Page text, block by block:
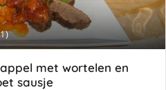
met wortelen en
sausje